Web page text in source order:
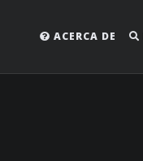
ACERCA DE